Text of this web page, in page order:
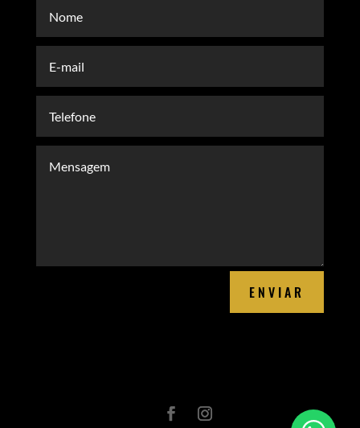
ENVIAR